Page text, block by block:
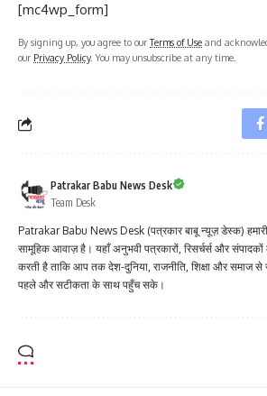
[mc4wp_form]
By signing up, you agree to ourTerms of Use and
our Privacy Policy. You may unsubscribe at any time.
Patrakar Babu News Desk
Team Desk
Patrakar Babu News Desk (पत्रकार बाबू न्यूज़ डेस्क) हमारी
सामूहिक आवाज़ है। यहाँ अनुभवी पत्रकारों, रिसर्चर्स और
करती है ताकि आप तक देश-दुनिया, राजनीति, शिक्षा और समाज
पहले और सटीकता के साथ पहुँच सके।